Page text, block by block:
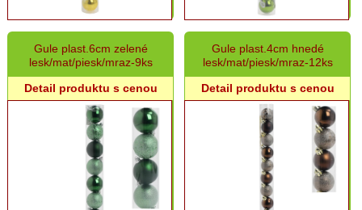
Gule plast.6cm zelené
lesk/mat/piesk/mraz-9ks
Detail produktu s cenou
Gule plast.4cm hnedé
lesk/mat/piesk/mraz-12ks
Detail produktu s cenou